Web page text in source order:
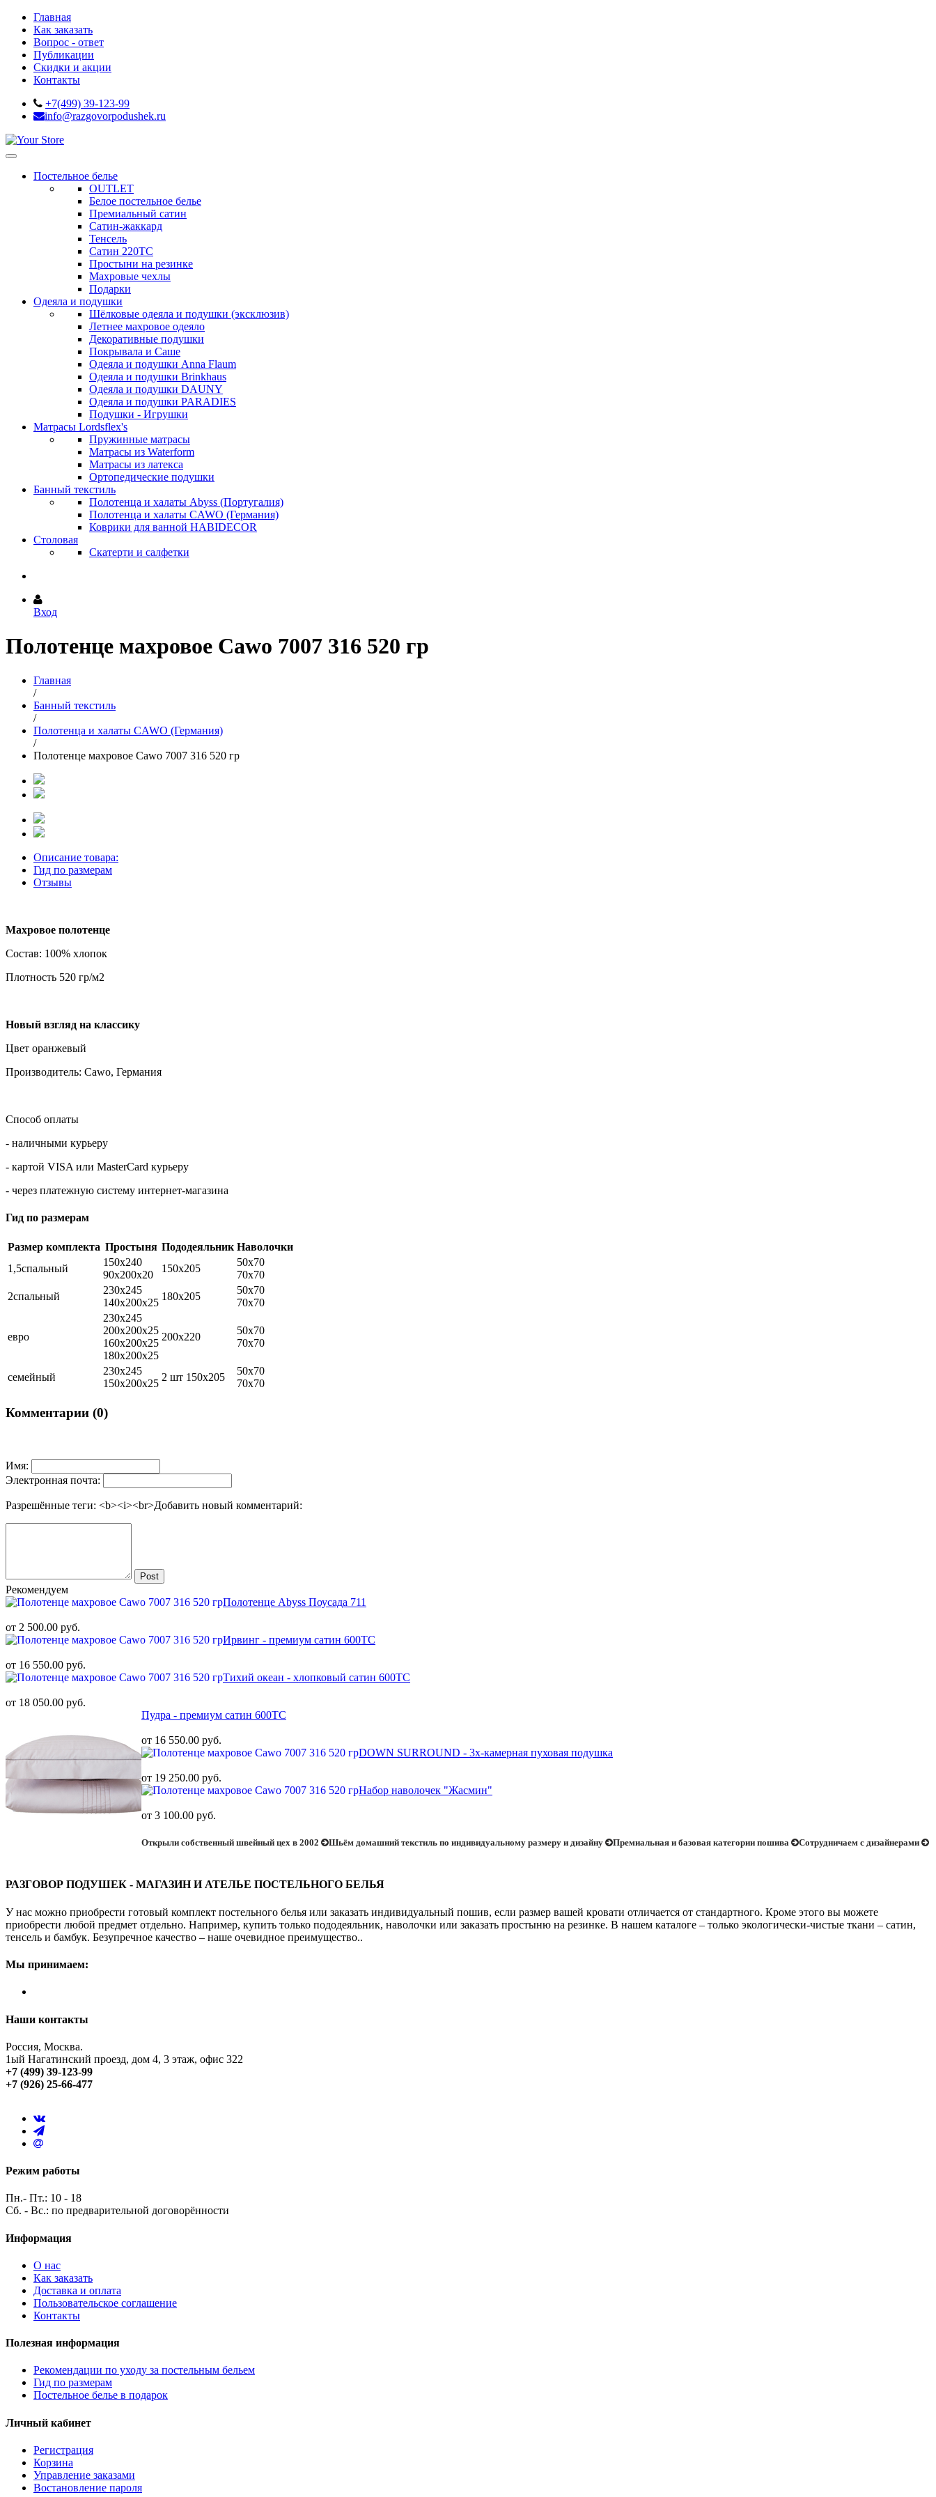
Главная
Как заказать
Вопрос - ответ
Публикации
Скидки и акции
Контакты
+7(499) 39-123-99
info@razgovorpodushek.ru
Постельное белье
OUTLET
Белое постельное белье
Премиальный сатин
Сатин-жаккард
Тенсель
Сатин 220ТС
Простыни на резинке
Махровые чехлы
Подарки
Одеяла и подушки
Шёлковые одеяла и подушки (эксклюзив)
Летнее махровое одеяло
Декоративные подушки
Покрывала и Саше
Одеяла и подушки Anna Flaum
Одеяла и подушки Brinkhaus
Одеяла и подушки DAUNY
Одеяла и подушки PARADIES
Подушки - Игрушки
Матрасы Lordsflex's
Пружинные матрасы
Матрасы из Waterform
Матрасы из латекса
Ортопедические подушки
Банный текстиль
Полотенца и халаты Abyss (Португалия)
Полотенца и халаты CAWO (Германия)
Коврики для ванной HABIDECOR
Столовая
Скатерти и салфетки
Вход
Полотенце махровое Cawo 7007 316 520 гр
Главная
/
Банный текстиль
/
Полотенца и халаты CAWO (Германия)
/
Полотенце махровое Cawo 7007 316 520 гр
Описание товара:
Гид по размерам
Отзывы
Махровое полотенце
Состав: 100% хлопок
Плотность 520 гр/м2
Новый взгляд на классику
Цвет оранжевый
Производитель: Cawo, Германия
Способ оплаты
- наличными курьеру
- картой VISA или MasterCard курьеру
- через платежную систему интернет-магазина
Гид по размерам
Размер комплекта Простыня Пододеяльник Наволочки
1,5спальный
150х240
90х200х20
150х205
50х70
70х70
2спальный
230х245
140х200х25
180х205
50х70
70х70
евро
230х245
200х200х25
160х200х25
180х200х25
200х220
50х70
70х70
семейный
230х245
150х200х25
2 шт 150х205
50х70
70х70
Комментарии (0)
Имя:
Электронная почта:
Разрешённые теги: <b><i><br>Добавить новый комментарий:
Post
Рекомендуем
Полотенце Abyss Поусада 711
от 2 500.00 руб.
Ирвинг - премиум сатин 600ТС
от 16 550.00 руб.
Тихий океан - хлопковый сатин 600ТС
от 18 050.00 руб.
Пудра - премиум сатин 600ТС
от 16 550.00 руб.
DOWN SURROUND - 3х-камерная пуховая подушка
от 19 250.00 руб.
Набор наволочек "Жасмин"
от 3 100.00 руб.
Открыли собственный швейный цех в 2002 Шьём домашний текстиль по индивидуальному размеру и дизайну Премиальная и базовая категории пошива Сотрудничаем с дизайнерами
РАЗГОВОР ПОДУШЕК - МАГАЗИН И АТЕЛЬЕ ПОСТЕЛЬНОГО БЕЛЬЯ
У нас можно приобрести готовый комплект постельного белья или заказать индивидуальный пошив, если размер вашей кровати отличается от стандартного. Кроме этого вы можете
приобрести любой предмет отдельно. Например, купить только пододеяльник, наволочки или заказать простыню на резинке. В нашем каталоге – только экологически-чистые ткани – сатин,
тенсель и бамбук. Безупречное качество – наше очевидное преимущество..
Мы принимаем:
Наши контакты
Россия, Москва.
1ый Нагатинский проезд, дом 4, 3 этаж, офис 322
+7 (499) 39-123-99
+7 (926) 25-66-477
Режим работы
Пн.- Пт.: 10 - 18
Сб. - Вс.: по предварительной договорённости
Информация
О нас
Как заказать
Доставка и оплата
Пользовательское соглашение
Контакты
Полезная информация
Рекомендации по уходу за постельным бельем
Гид по размерам
Постельное белье в подарок
Личный кабинет
Регистрация
Корзина
Управление заказами
Востановление пароля